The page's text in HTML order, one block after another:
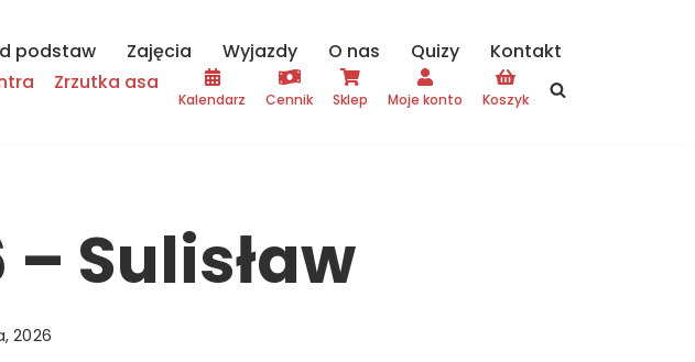
podstaw Zajęcia Wyjazdy O nas Quizy Kontakt
Zrzutka asa
Kalendarz Cennik Sklep Moje konto Koszyk
Sulisław
2026